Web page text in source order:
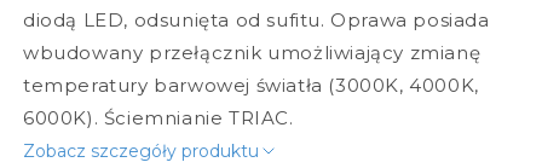
diodą LED, odsunięta od sufitu. Oprawa posiada
wbudowany przełącznik umożliwiający zmianę
temperatury barwowej światła (3000K, 4000K,
6000K). Ściemnianie TRIAC.
Zobacz szczegóły produktu